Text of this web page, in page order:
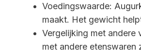
Voedingswaarde:
maakt. Het gewicht
Vergelijking met andere
met andere